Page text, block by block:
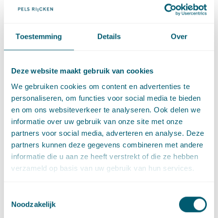
Toestemming Details Over
Deze website maakt gebruik van cookies
We gebruiken cookies om content en advertenties te
personaliseren, om functies voor social media te bieden
en om ons websiteverkeer te analyseren. Ook delen we
informatie over uw gebruik van onze site met onze
partners voor social media, adverteren en analyse. Deze
partners kunnen deze gegevens combineren met andere
informatie die u aan ze heeft verstrekt of die ze hebben
verzameld op basis van uw gebruik van hun services.
Noodzakelijk
Signaleringen Omgevingswet
Cassatie
Cassatievlog #171 | Uitzondering op het
23 juli 2026 ·
Cassatie
Cassatievlog #170 | Gokkers krijgen geen geld
terug
·
Cassatievlog #169 | Gezag van gewijsde in